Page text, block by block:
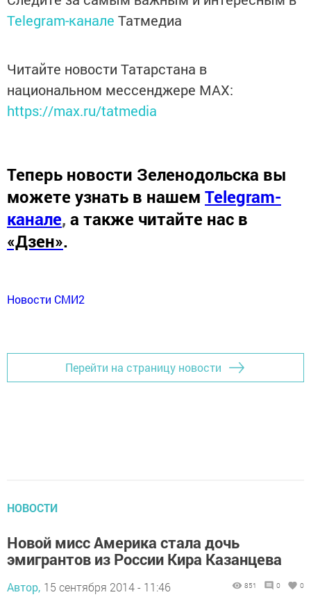
Telegram-канале Татмедиа
Читайте новости Татарстана в
национальном мессенджере MАХ:
https://max.ru/tatmedia
Теперь новости Зеленодольска вы
можете узнать в нашем Telegram-
канале, а также читайте нас в
«Дзен».
Новости СМИ2
Перейти на страницу новости
НОВОСТИ
Новой мисс Америка стала дочь
эмигрантов из России Кира Казанцева
Автор, 15 сентября 2014 - 11:46 851 0 0